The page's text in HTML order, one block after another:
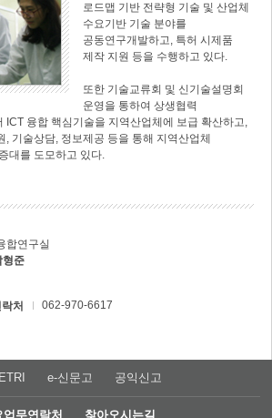
로드맵 기반 전략형 기술 및 산업체
수요기반 기술 분야를
공동연구개발하고, 특허 시제품
제작 지원 등을 수행하고 있다.
또한 기술교류회 및 신기술설명회
운영을 통하여 상생협력
ICT 융합 핵심기술을 지역산업체에 보급 확산하고,
, 기술상담, 정보제공 등을 통해 지역산업체
대를 도모하고 있다.
합연구실
형준
처 062-970-6617
e-신문고 공익신고
업무연락처 찾아오시는길